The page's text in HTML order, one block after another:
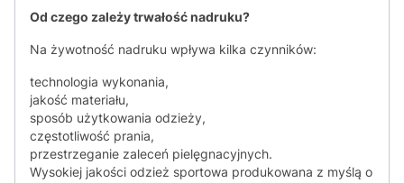
Od czego zależy trwałość nadruku?
Na żywotność nadruku wpływa kilka czynników:
technologia wykonania,
jakość materiału,
sposób użytkowania odzieży,
częstotliwość prania,
przestrzeganie zaleceń pielęgnacyjnych.
Wysokiej jakości odzież sportowa produkowana z myślą o